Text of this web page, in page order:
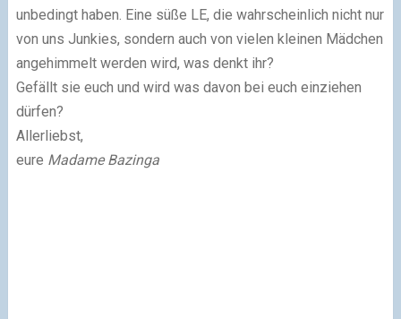
unbedingt haben. Eine süße LE, die wahrscheinlich nicht nur
von uns Junkies, sondern auch von vielen kleinen Mädchen
angehimmelt werden wird, was denkt ihr?
Gefällt sie euch und wird was davon bei euch einziehen
dürfen?
Allerliebst,
eure Madame Bazinga